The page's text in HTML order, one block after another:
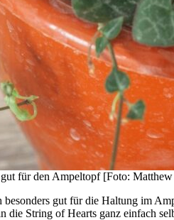
für den Ampeltopf [Foto:
gut für die Haltung im
die String of Hearts ganz einfach